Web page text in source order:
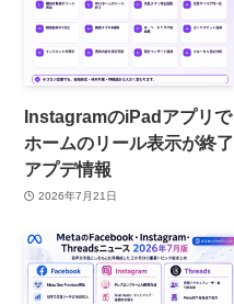
InstagramのiPadアプリで
ホームのリール表示が終了
アプデ情報
2026年7月21日